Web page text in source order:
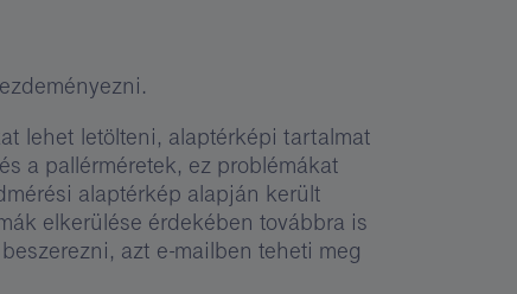
lehet letölteni, alaptérképi tartalmat
a pallérméretek, ez problémákat
alaptérkép alapján került
elkerülése érdekében továbbra is
azt e-mailben teheti meg